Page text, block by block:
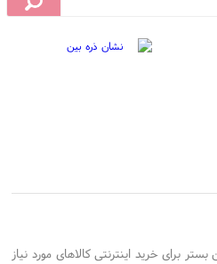
برای خرید اینترنتی کالاهای مورد نیاز